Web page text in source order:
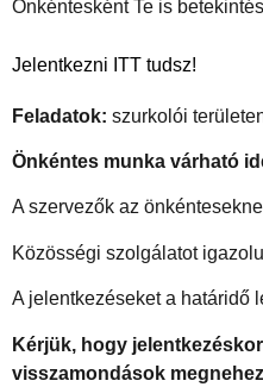
Önkéntesként Te is
Jelentkezni ITT tudsz!
Feladatok: szurkolói
Önkéntes munka várható
A szervezők az
Közösségi szolgálatot
A jelentkezéseket a határidő
Kérjük, hogy
visszamondások